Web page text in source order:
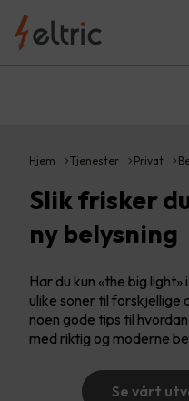
Hjem Tjenester Privat
Slik frisker
ny belysning
Har du kun «the big
ulike soner til forskjellige
noen gode tips til
med riktig og moderne
Se vårt